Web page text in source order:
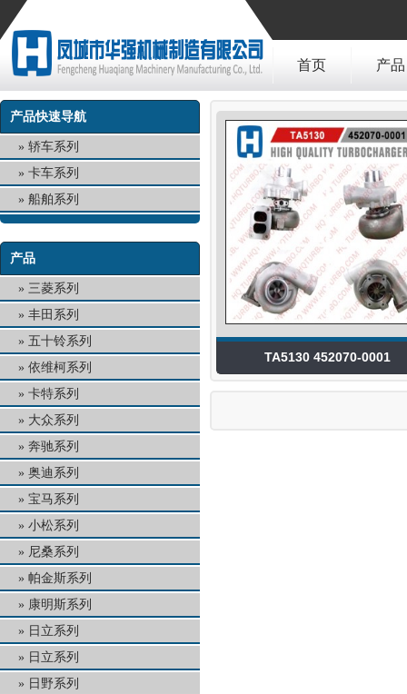
首页 产品
产品快速导航
轿车系列
卡车系列
船舶系列
产品
三菱系列
丰田系列
五十铃系列
依维柯系列
卡特系列
大众系列
奔驰系列
奥迪系列
宝马系列
小松系列
尼桑系列
帕金斯系列
康明斯系列
日立系列
日立系列
日野系列
TA5130 452070-0001